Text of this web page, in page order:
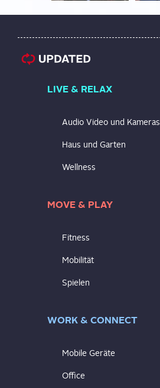
LIVE & RELAX
Audio Video und Kameras
Haus und Garten
Wellness
MOVE & PLAY
Fitness
Mobilität
Spielen
WORK & CONNECT
Mobile Geräte
Office